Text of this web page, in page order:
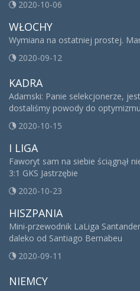
2020-10-06
WŁOCHY
Wymiana na ostatniej prostej.
2020-09-12
KADRA
Adamski: Panie selekcjonerze,
dostaliśmy powody do
2020-10-15
I LIGA
Faworyt sam na siebie ściągnął
3:1 GKS Jastrzębie
2020-10-23
HISZPANIA
Mini-przewodnik LaLiga
daleko od Santiago Bernabeu
2020-09-11
NIEMCY